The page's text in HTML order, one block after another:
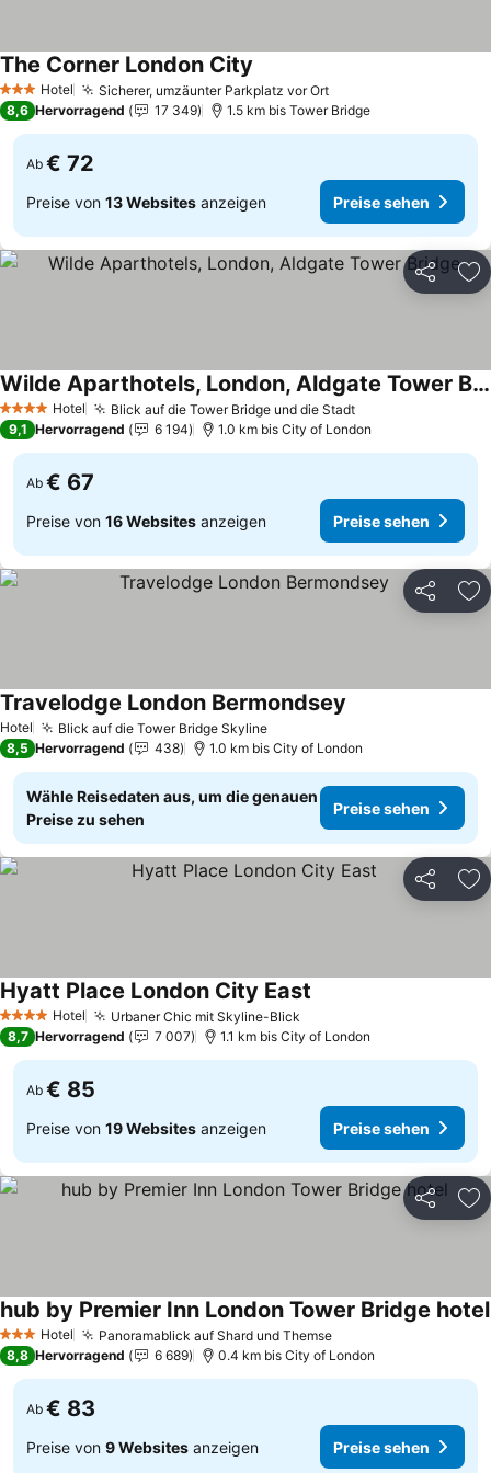
3 SterneHotel Sicherer, umzäunter Parkplatz vor Ort
The Corner London City
8,6 Hervorragend 17 349 1.5 km bis Tower Bridge
Ab € 72
Preise von 13 Websites anzeigen Preise sehen
Teilen
4 Sterne Hotel Blick auf die Tower Bridge und die Stadt
Wilde Aparthotels, London, Aldgate Tower Bridge
9,1 Hervorragend 6 194 1.0 km bis City of London
Ab € 67
Preise von 16 Websites anzeigen Preise sehen
Teilen
Hotel Blick auf die Tower Bridge Skyline
Travelodge London Bermondsey
8,5 Hervorragend 438 1.0 km bis City of London
Wähle Reisedaten aus, um die genauen
Preise zu sehen
Preise sehen
Teilen
4 Sterne Hotel Urbaner Chic mit Skyline-Blick
Hyatt Place London City East
8,7 Hervorragend 7 007 1.1 km bis City of London
Ab € 85
Preise von 19 Websites anzeigen Preise sehen
Teilen
3 SterneHotel Panoramablick auf Shard und Themse
hub by Premier Inn London Tower Bridge hotel
8,8 Hervorragend 6 689 0.4 km bis City of London
Ab € 83
Preise von 9 Websites anzeigen Preise sehen